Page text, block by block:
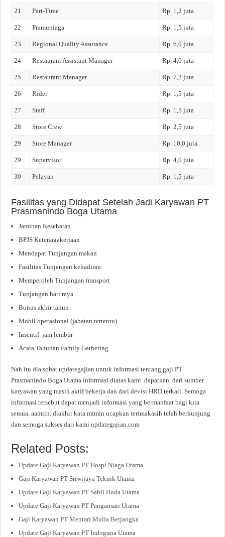
21 Part-Time Rp. 1,2 juta
22 Pramuniaga Rp. 1,5 juta
23 Regional Quality Assurance Rp. 6,0 juta
24 Restaurant Assistant Manager Rp. 4,0 juta
25 Restaurant Manager Rp. 7,2 juta
26 Rider Rp. 1,5 juta
27 Staff Rp. 1,5 juta
28 Store Crew Rp. 2,5 juta
29 Store Manager Rp. 10,0 juta
29 Supervisor Rp. 4,0 juta
30 Pelayan Rp. 1,5 juta
Fasilitas yang Didapat Setelah Jadi Karyawan PT
Prasmanindo Boga Utama
Jaminan Kesehatan
BPJS Ketenagakerjaan
Mendapat Tunjangan makan
Fasilitas Tunjangan kehadiran
Memperoleh Tunjangan transport
Tunjangan hari raya
Bonus akhir tahun
Mobil operasional (jabatan tertentu)
Insentif jam lembur
Acara Tahunan Family Gathering
Nah itu dia sobat updategajian untuk informasi tentang gaji PT
Prasmanindo Boga Utama informasi diatas kami dapatkan dari sumber
karyawan yang masih aktif bekerja dan dari devisi HRD terkait. Semoga
informasi tersebut dapat menjadi informasi yang bermanfaat bagi kita
semua, aamiin. diakhir kata mimin ucapkan terimakasih telah berkunjung
dan semoga sukses dari kami updategajian.com
Related Posts:
Update Gaji Karyawan PT Hospi Niaga Utama
Gaji Karyawan PT Sriwijaya Teknik Utama
Update Gaji Karyawan PT Sabil Huda Utama
Update Gaji Karyawan PT Pangansari Utama
Gaji Karyawan PT Mentari Mulia Berjangka
Update Gaji Karyawan PT Indoguna Utama